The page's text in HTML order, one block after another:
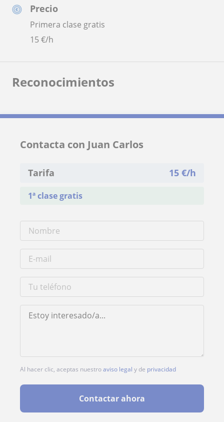
Precio
Primera clase gratis
15€/h
Reconocimientos
Contacta con Juan Carlos
Tarifa 15 €/h
1ª clase gratis
Al hacer clic, aceptas nuestroaviso legal y de privacidad
Contactar ahora